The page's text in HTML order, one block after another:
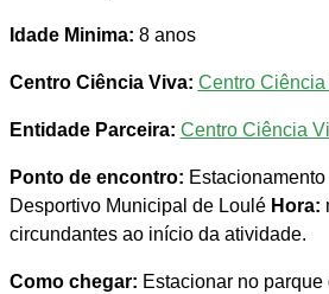
Idade Minima: 8 anos
Centro Ciência Viva: Centro
Entidade Parceira: Centro Ciência
Ponto de encontro:
Desportivo Municipal de Loulé Hora:
circundantes ao início da atividade.
Como chegar: Estacionar no